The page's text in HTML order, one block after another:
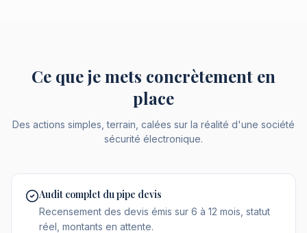
Ce que je mets concrètement en
place
Des actions simples, terrain, calées sur la réalité d'une société
sécurité électronique.
Audit complet du pipe devis
Recensement des devis émis sur 6 à 12 mois, statut
réel, montants en attente.